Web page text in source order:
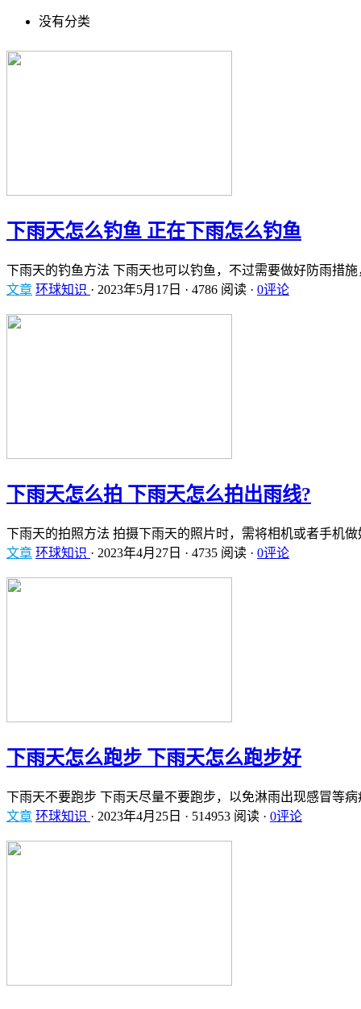
没有分类
下雨天怎么钓鱼 正在下雨怎么钓鱼
下雨天的钓鱼方法 下雨天也可以钓鱼，不过需要做好防雨措
文章 环球知识 · 2023年5月17日 · 4786 阅读 · 0评论
下雨天怎么拍 下雨天怎么拍出雨线?
下雨天的拍照方法 拍摄下雨天的照片时，需将相机或者手机
文章 环球知识 · 2023年4月27日 · 4735 阅读 · 0评论
下雨天怎么跑步 下雨天怎么跑步好
下雨天不要跑步 下雨天尽量不要跑步，以免淋雨出现感冒等
文章 环球知识 · 2023年4月25日 · 514953 阅读 · 0评论